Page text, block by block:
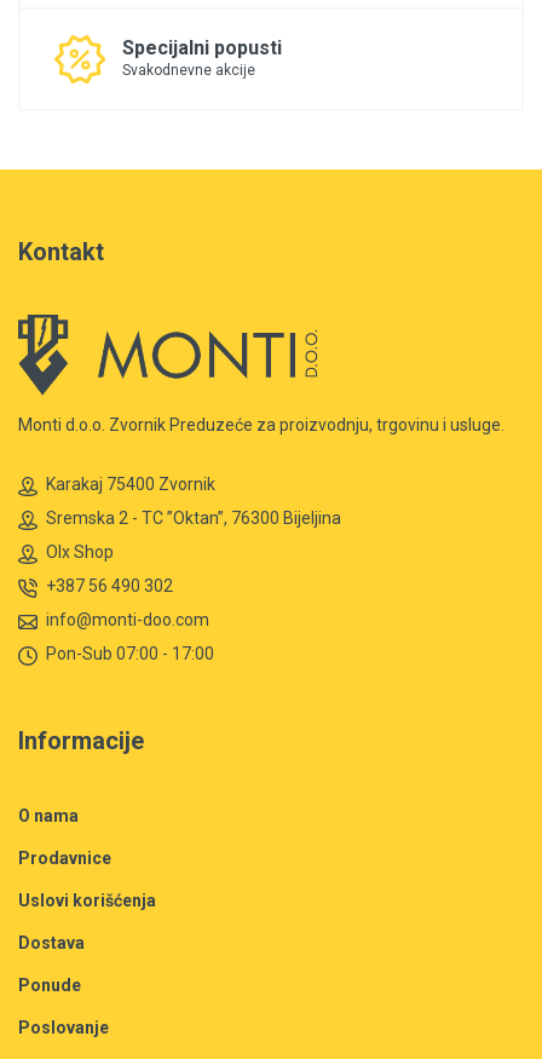
Specijalni popusti
Svakodnevne akcije
Kontakt
Monti d.o.o. Zvornik Preduzeće za proizvodnju, trgovinu i usluge.
Karakaj 75400 Zvornik
Sremska 2 - TC ”Oktan”, 76300 Bijeljina
Olx Shop
+387 56 490 302
info@monti-doo.com
Pon-Sub 07:00 - 17:00
Informacije
O nama
Prodavnice
Uslovi korišćenja
Dostava
Ponude
Poslovanje